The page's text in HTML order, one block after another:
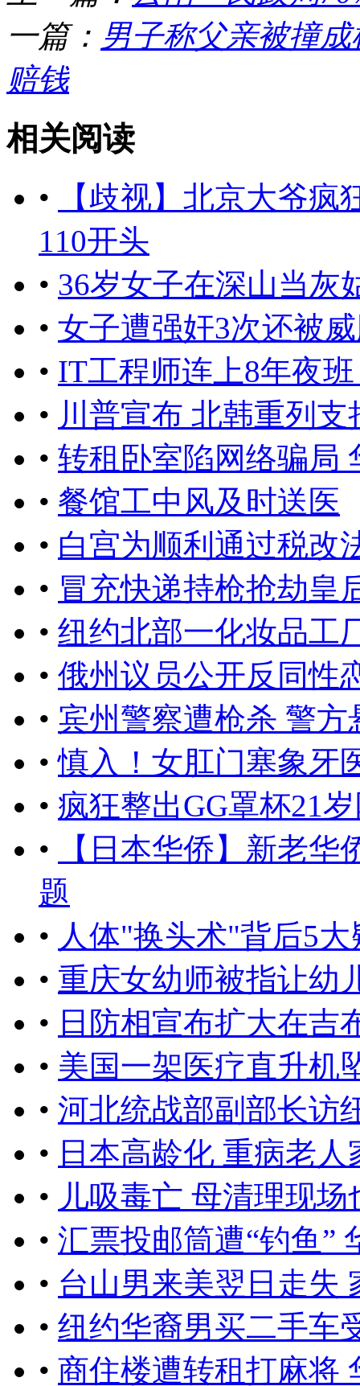
一篇： 男子称父亲被撞
赔钱
相关阅读
•
【歧视】北京大爷
110开头
• 36岁女子在深山当灰
• 女子遭强奸3次还被
• IT工程师连上8年夜
• 川普宣布 北韩重列
• 转租卧室陷网络骗局
• 餐馆工中风及时送医
• 白宫为顺利通过税改
• 冒充快递持枪抢劫皇
• 纽约北部一化妆品工
• 俄州议员公开反同性
• 宾州警察遭枪杀 警方
•慎入！女肛门塞象牙
• 疯狂整出GG罩杯21
•
【日本华侨】新老
题
• 人体"换头术"背后5
• 重庆女幼师被指让幼
• 日防相宣布扩大在吉
• 美国一架医疗直升机
• 河北统战部副部长访
• 日本高龄化 重病老
• 儿吸毒亡 母清理现场
• 汇票投邮筒遭“钓鱼”
• 台山男来美翌日走失
• 纽约华裔男买二手车
• 商住楼遭转租打麻将